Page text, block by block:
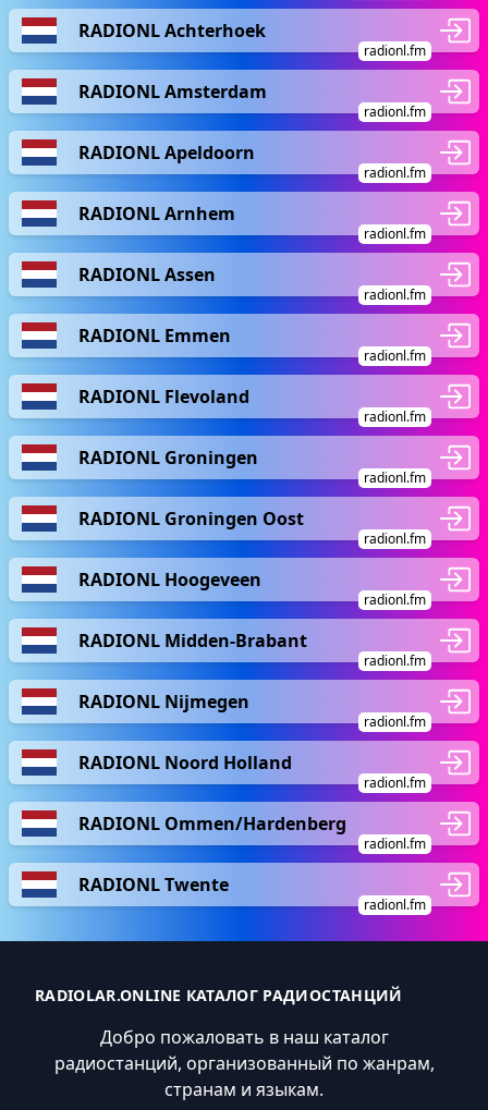
RADIONL Achterhoek
radionl.fm
RADIONL Amsterdam
radionl.fm
RADIONL Apeldoorn
radionl.fm
RADIONL Arnhem
radionl.fm
RADIONL Assen
radionl.fm
RADIONL Emmen
radionl.fm
RADIONL Flevoland
radionl.fm
RADIONL Groningen
radionl.fm
RADIONL Groningen Oost
radionl.fm
RADIONL Hoogeveen
radionl.fm
RADIONL Midden-Brabant
radionl.fm
RADIONL Nijmegen
radionl.fm
RADIONL Noord Holland
radionl.fm
RADIONL Ommen/Hardenberg
radionl.fm
RADIONL Twente
radionl.fm
RADIOLAR.ONLINE КАТАЛОГ РАДИОСТАНЦИЙ
Добро пожаловать в наш каталог
радиостанций, организованный по жанрам,
странам и языкам.